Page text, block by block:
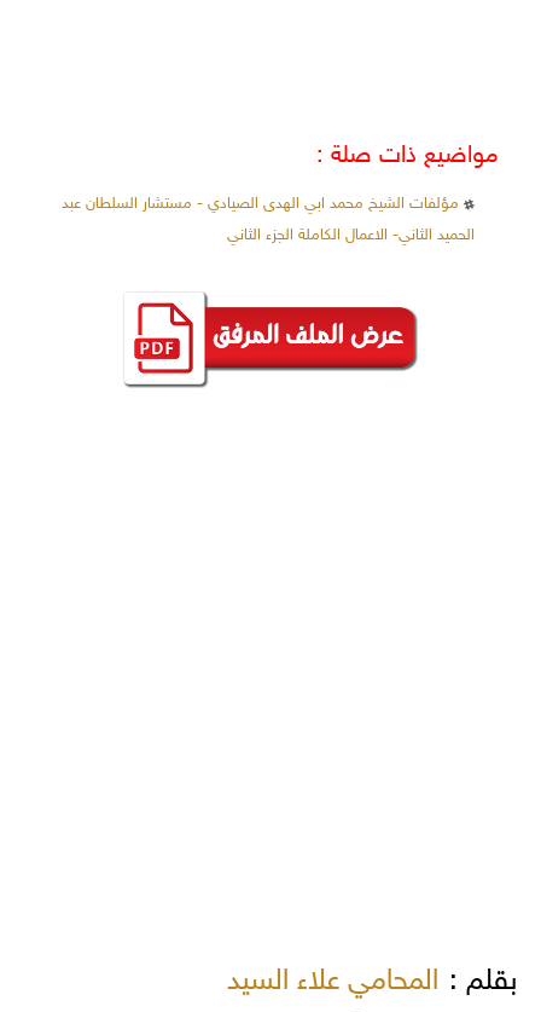
مواضيع ذات صلة :
مؤلفات الشيخ محمد ابي الهدى الصيادي - مستشار السلطان عبد
الحميد الثاني- الاعمال الكاملة الجزء الثاني
بقلم : المحامي علاء السيد